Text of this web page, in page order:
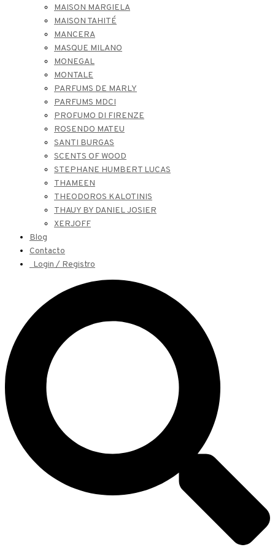
MAISON MARGIELA
MAISON TAHITÉ
MANCERA
MASQUE MILANO
MONEGAL
MONTALE
PARFUMS DE MARLY
PARFUMS MDCI
PROFUMO DI FIRENZE
ROSENDO MATEU
SANTI BURGAS
SCENTS OF WOOD
STEPHANE HUMBERT LUCAS
THAMEEN
THEODOROS KALOTINIS
THAUY BY DANIEL JOSIER
XERJOFF
Blog
Contacto
Login / Registro